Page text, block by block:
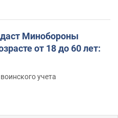
Минобороны
от 18 до 60 лет:
учета